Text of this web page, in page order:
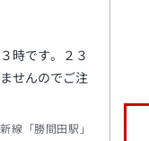
時です。２３
せんのでご注
線「勝間田駅」